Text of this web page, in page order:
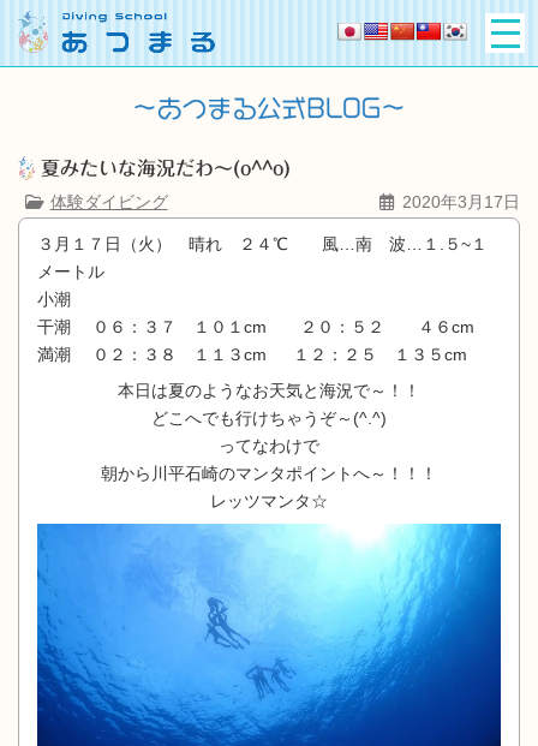
夏みたいな海況だわ～(o^^o)
体験ダイビング
2020年3月17日
３月１７日（火） 晴れ ２４℃ 風…南 波…１.５~１
メートル
小潮
干潮 ０６：３７ １０１cm ２０：５２ ４６cm
満潮 ０２：３８ １１３cm １２：２５ １３５cm
本日は夏のようなお天気と海況で～！！
どこへでも行けちゃうぞ～(^.^)
ってなわけで
朝から川平石崎のマンタポイントへ～！！！
レッツマンタ☆